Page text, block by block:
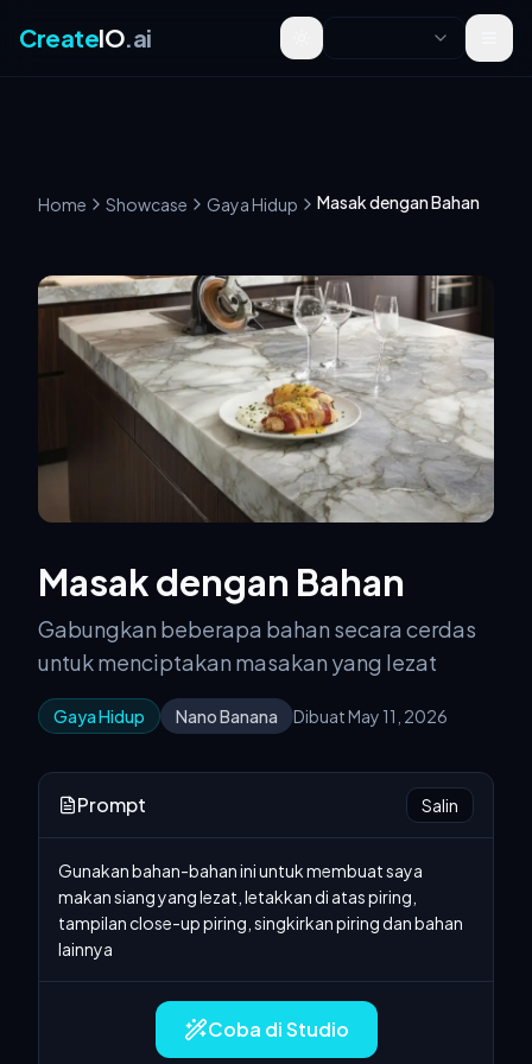
CreateIO.ai Toggle theme
Home Showcase Gaya Hidup Masak dengan Bahan
Masak dengan Bahan
Gabungkan beberapa bahan secara cerdas
untuk menciptakan masakan yang lezat
Gaya Hidup Nano Banana Dibuat May 11, 2026
Prompt Salin
Gunakan bahan-bahan ini untuk membuat saya
makan siang yang lezat, letakkan di atas piring,
tampilan close-up piring, singkirkan piring dan bahan
lainnya
Coba di Studio